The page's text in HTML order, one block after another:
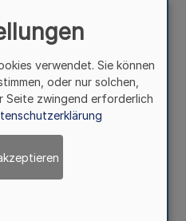
verwendet. Sie können
oder nur solchen,
Seite zwingend erforderlich